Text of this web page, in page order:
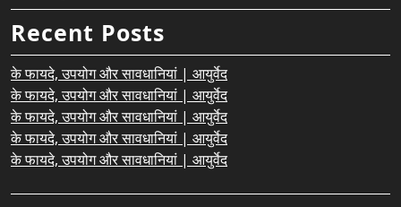
Recent Posts
के फायदे, उपयोग और सावधानियां | आयुर्वेद
के फायदे, उपयोग और सावधानियां | आयुर्वेद
के फायदे, उपयोग और सावधानियां | आयुर्वेद
के फायदे, उपयोग और सावधानियां | आयुर्वेद
के फायदे, उपयोग और सावधानियां | आयुर्वेद